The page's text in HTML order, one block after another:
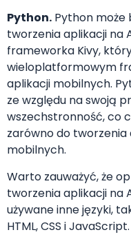
Python. Python
tworzenia aplikacji na
frameworka Kivy,
wieloplatformowym
aplikacji mobilnych.
ze względu na swoją
wszechstronność, co
zarówno do
mobilnych.
Warto zauważyć, że
tworzenia aplikacji na
używane inne języki,
HTML, CSS i JavaScript.